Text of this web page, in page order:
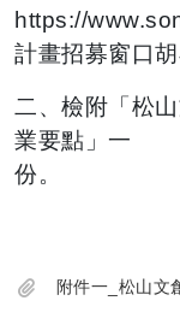
https://
計畫招募窗口
二、檢附「松
業要點」一
份。
附件一_松山文